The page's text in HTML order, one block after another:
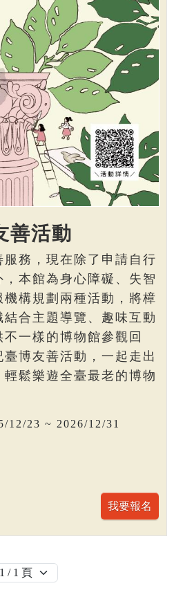
善活動
務，現在除了申請自行
本館為身心障礙、失智
構規劃兩種活動，將樟
合主題導覽、趣味互動
一樣的博物館參觀回
博友善活動，一起走出
鬆樂遊全臺最老的博物
12/23 ~ 2026/12/31